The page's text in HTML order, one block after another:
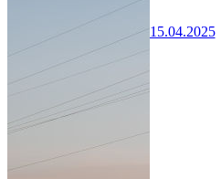
15.04.2025